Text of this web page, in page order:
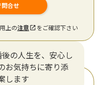
問合せ
上の注意 をご確認下さい
の人生を、安心し
お気持ちに寄り添
します